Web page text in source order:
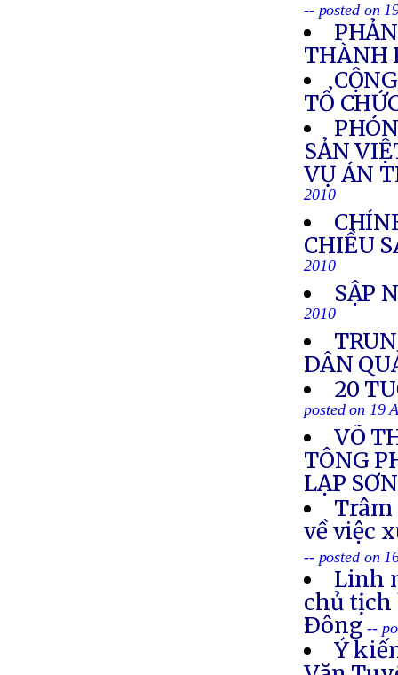
-- posted on
THÀNH
TỔ
SẢN
VỤ ÁN
2010
CHIỀU
2010
SẬP
2010
DÂN
20
posted on 19
VÕ
TÔNG
LẠP SƠN
Trâm
về việc
-- posted on
Linh
chủ tịch
Ðông --
Ý